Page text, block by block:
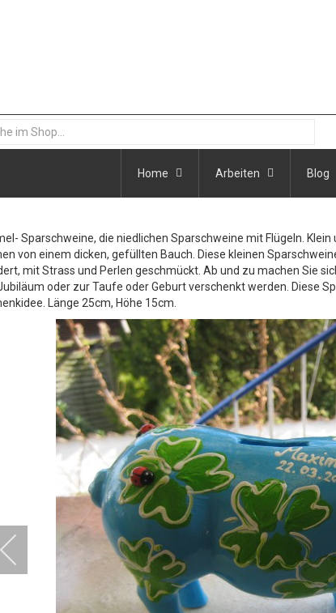
Home Arbeiten Blog
Sparschweine, die niedlichen Sparschweine mit Flügeln.
von einem dicken, gefüllten Bauch. Diese kleinen
mit Strass und Perlen geschmückt. Ab und zu machen Sie
oder zur Taufe oder Geburt verschenkt werden. Diese
Länge 25cm, Höhe 15cm.